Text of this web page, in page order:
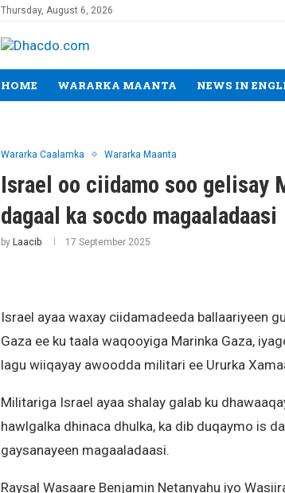
Thursday, August 6, 2026
HOME WARARKA MAANTA NEWS IN
Wararka Caalamka Wararka Maanta
Israel oo ciidamo soo gelisay
dagaal ka socdo magaaladaasi
by Laacib 17 September 2025
Israel ayaa waxay ciidamadeeda ballaariyeen
Gaza ee ku taala waqooyiga Marinka Gaza,
lagu wiiqayay awoodda militari ee Ururka
Militariga Israel ayaa shalay galab ku
hawlgalka dhinaca dhulka, ka dib duqaymo is
gaysanayeen magaaladaasi.
Raysal Wasaare Benjamin Netanyahu iyo